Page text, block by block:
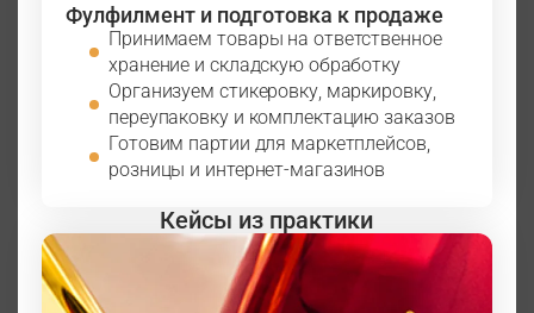
Фулфилмент и подготовка к продаже
Принимаем товары на ответственное
хранение и складскую обработку
Организуем стикеровку, маркировку,
переупаковку и комплектацию заказов
Готовим партии для маркетплейсов,
розницы и интернет-магазинов
Кейсы из практики